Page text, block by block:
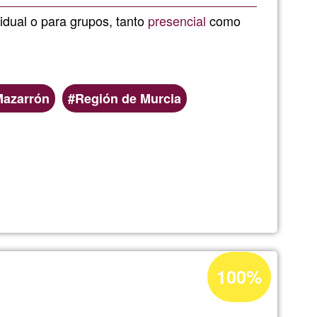
o para grupos, tanto presencial como
Región de Murcia
G1
Percentatge
d'acceptació
100%